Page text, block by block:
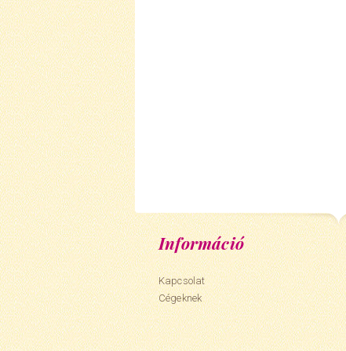
Információ
Kapcsolat
Cégeknek